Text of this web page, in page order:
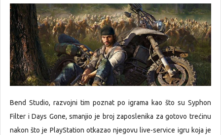
Bend Studio, razvojni tim poznat po igrama kao što su Syphon
Filter i Days Gone, smanjio je broj zaposlenika za gotovo trećinu
nakon što je PlayStation otkazao njegovu live-service igru koja je